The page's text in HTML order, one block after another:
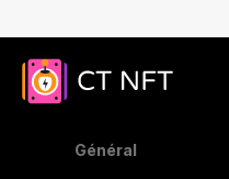
Général